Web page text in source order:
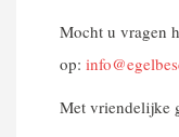
Mocht u vragen
op:
Met vriendelijke